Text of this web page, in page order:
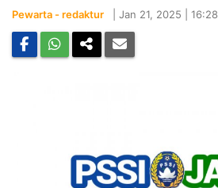
Pewarta - redaktur Jan 21, 2025 | 16:28